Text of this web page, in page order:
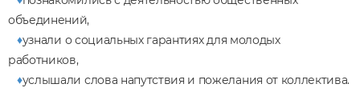
объединений,
♦узнали о социальных гарантиях для молодых
работников,
♦услышали слова напутствия и пожелания от коллектива.